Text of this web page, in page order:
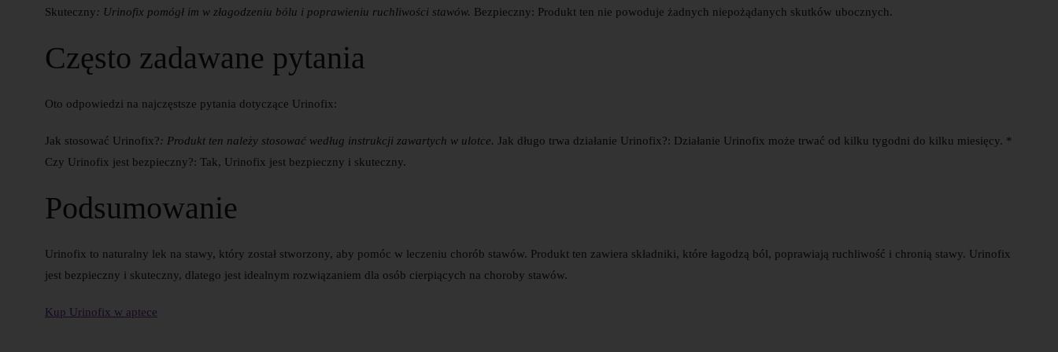
Skuteczny: Urinofix pomógł im w złagodzeniu bólu i poprawieniu ruchliwości stawów. Bezpieczny: Produkt ten nie powoduje żadnych niepożądanych skutków ubocznych.
Często zadawane pytania
Oto odpowiedzi na najczęstsze pytania dotyczące Urinofix:
Jak stosować Urinofix?: Produkt ten należy stosować według instrukcji zawartych w ulotce. Jak długo trwa działanie Urinofix?: Działanie Urinofix może trwać od kilku tygodni do kilku miesięcy. *
Czy Urinofix jest bezpieczny?: Tak, Urinofix jest bezpieczny i skuteczny.
Podsumowanie
Urinofix to naturalny lek na stawy, który został stworzony, aby pomóc w leczeniu chorób stawów. Produkt ten zawiera składniki, które łagodzą ból, poprawiają ruchliwość i chronią stawy. Urinofix
jest bezpieczny i skuteczny, dlatego jest idealnym rozwiązaniem dla osób cierpiących na choroby stawów.
Kup Urinofix w aptece